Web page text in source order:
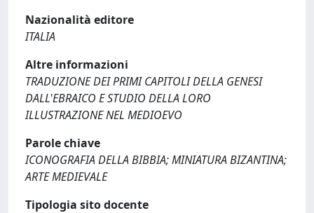
Nazionalità editore
ITALIA
Altre informazioni
TRADUZIONE DEI PRIMI CAPITOLI DELLA GENESI
DALL'EBRAICO E STUDIO DELLA LORO
ILLUSTRAZIONE NEL MEDIOEVO
Parole chiave
ICONOGRAFIA DELLA BIBBIA; MINIATURA BIZANTINA;
ARTE MEDIEVALE
Tipologia sito docente